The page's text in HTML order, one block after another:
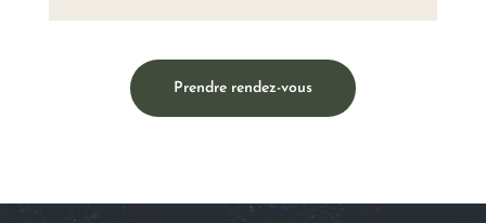
Prendre rendez-vous